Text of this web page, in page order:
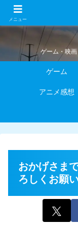
ゲーム・映
ゲーム
アニメ感想
おかげさま
ろしくお願
メニュー